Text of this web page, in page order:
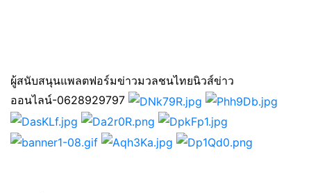
ผู้สนับสนุนแพลตฟอร์มข่าวมวลชนไทยนิวส์ข่าว
ออนไลน์-0628929797